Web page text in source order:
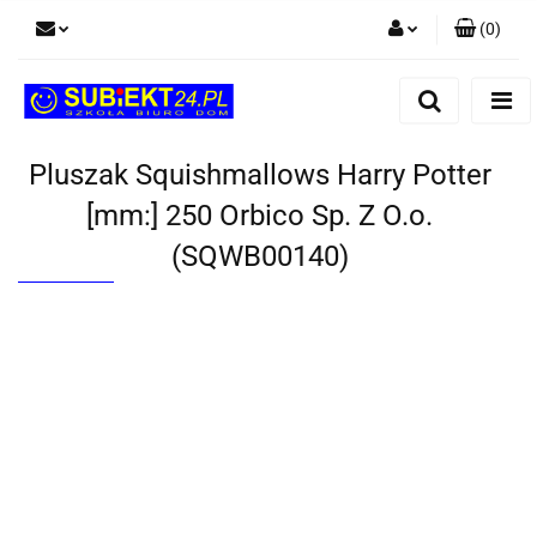
Dodaj zgłoszenie
(0)
Pluszak Squishmallows Harry Potter
[mm:] 250 Orbico Sp. Z O.o.
(SQWB00140)